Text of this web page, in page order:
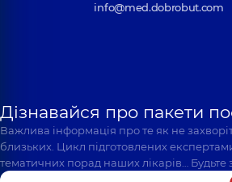
info@med.dobrobut.com
Дізнавайся про пакети
Важлива інформація про те як не
близьких. Цикл підготовлених
тематичних порад наших лікарів… Будьте